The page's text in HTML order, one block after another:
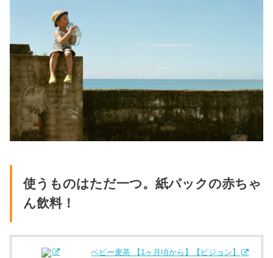
使うものはただ一つ。紙パックの赤ちゃ
ん飲料！
ベビー麦茶 【1ヶ月頃から】【ピジョン】